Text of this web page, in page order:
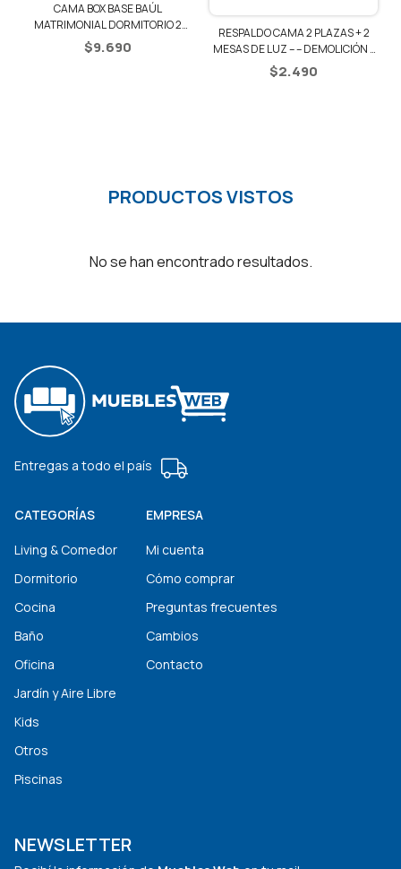
CAMA BOX BASE BAÚL
MATRIMONIAL DORMITORIO 2
PLAZAS
$9.690
RESPALDO CAMA 2 PLAZAS + 2
MESAS DE LUZ – – DEMOLICIÓN /
NEGRO
$2.490
PRODUCTOS VISTOS
No se han encontrado resultados.
Entregas a todo el país
CATEGORÍAS
Living & Comedor
Dormitorio
Cocina
Baño
Oficina
Jardín y Aire Libre
Kids
Otros
Piscinas
EMPRESA
Mi cuenta
Cómo comprar
Preguntas frecuentes
Cambios
Contacto
NEWSLETTER